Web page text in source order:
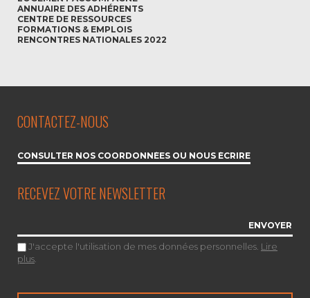
ANNUAIRE DES ADHÉRENTS
CENTRE DE RESSOURCES
FORMATIONS & EMPLOIS
RENCONTRES NATIONALES 2022
CONTACTEZ-NOUS
CONSULTER NOS COORDONNÉES OU NOUS ÉCRIRE
RECEVEZ VOTRE NEWSLETTER
J'accepte l'utilisation de mes données personnelles. Lire
plus